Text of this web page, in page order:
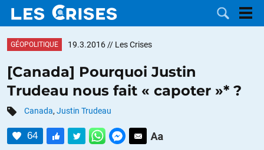
DOSSIERS
CATÉGORIES
GÉOPOLITIQUE 19.3.2016 // Les Crises
[Canada] Pourquoi Justin
Trudeau nous fait « capoter »* ?
Canada, Justin Trudeau
64